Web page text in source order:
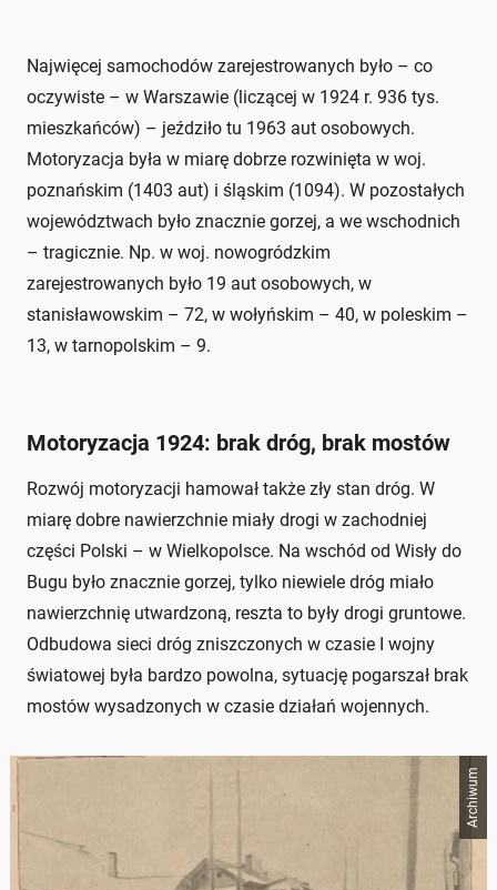
Najwięcej samochodów zarejestrowanych było – co
oczywiste – w Warszawie (liczącej w 1924 r. 936 tys.
mieszkańców) – jeździło tu 1963 aut osobowych.
Motoryzacja była w miarę dobrze rozwinięta w woj.
poznańskim (1403 aut) i śląskim (1094). W pozostałych
województwach było znacznie gorzej, a we wschodnich
– tragicznie. Np. w woj. nowogródzkim
zarejestrowanych było 19 aut osobowych, w
stanisławowskim – 72, w wołyńskim – 40, w poleskim –
13, w tarnopolskim – 9.
Motoryzacja 1924: brak dróg, brak mostów
Rozwój motoryzacji hamował także zły stan dróg. W
miarę dobre nawierzchnie miały drogi w zachodniej
części Polski – w Wielkopolsce. Na wschód od Wisły do
Bugu było znacznie gorzej, tylko niewiele dróg miało
nawierzchnię utwardzoną, reszta to były drogi gruntowe.
Odbudowa sieci dróg zniszczonych w czasie I wojny
światowej była bardzo powolna, sytuację pogarszał brak
mostów wysadzonych w czasie działań wojennych.
Archiwum